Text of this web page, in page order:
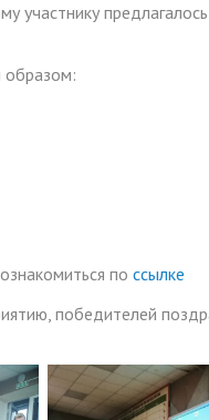
участнику
образом:
по ссылке
победителей